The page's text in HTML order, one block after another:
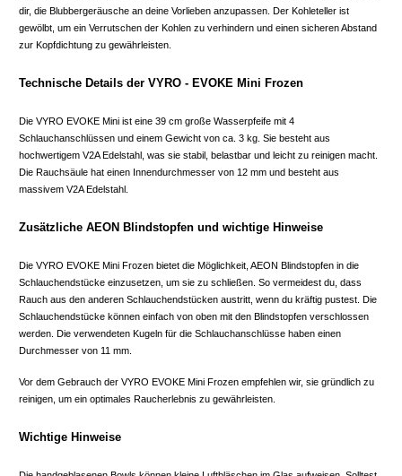
dir, die Blubbergeräusche an deine Vorlieben anzupassen. Der Kohleteller ist
gewölbt, um ein Verrutschen der Kohlen zu verhindern und einen sicheren Abstand
zur Kopfdichtung zu gewährleisten.
Technische Details der VYRO - EVOKE Mini Frozen
Die VYRO EVOKE Mini ist eine 39 cm große Wasserpfeife mit 4
Schlauchanschlüssen und einem Gewicht von ca. 3 kg. Sie besteht aus
hochwertigem V2A Edelstahl, was sie stabil, belastbar und leicht zu reinigen macht.
Die Rauchsäule hat einen Innendurchmesser von 12 mm und besteht aus
massivem V2A Edelstahl.
Zusätzliche AEON Blindstopfen und wichtige Hinweise
Die VYRO EVOKE Mini Frozen bietet die Möglichkeit, AEON Blindstopfen in die
Schlauchendstücke einzusetzen, um sie zu schließen. So vermeidest du, dass
Rauch aus den anderen Schlauchendstücken austritt, wenn du kräftig pustest. Die
Schlauchendstücke können einfach von oben mit den Blindstopfen verschlossen
werden. Die verwendeten Kugeln für die Schlauchanschlüsse haben einen
Durchmesser von 11 mm.
Vor dem Gebrauch der VYRO EVOKE Mini Frozen empfehlen wir, sie gründlich zu
reinigen, um ein optimales Raucherlebnis zu gewährleisten.
Wichtige Hinweise